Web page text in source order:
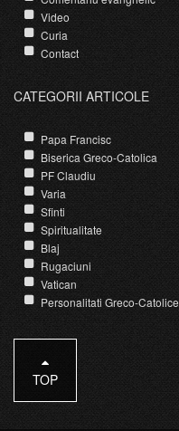
Video
Curia
Contact
CATEGORII ARTICOLE
Papa Francisc
Biserica Greco-Catolica
PF Claudiu
Varia
Sfinti
Spiritualitate
Blaj
Rugaciuni
Vatican
Personalitati Greco-Catolice
TOP